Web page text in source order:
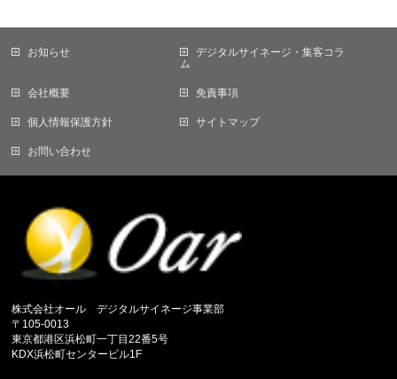
お知らせ
デジタルサイネージ・集客コラ
ム
会社概要 免責事項
個人情報保護方針 サイトマップ
お問い合わせ
株式会社オール デジタルサイネージ事業部
〒105-0013
東京都港区浜松町一丁目22番5号
KDX浜松町センタービル1F